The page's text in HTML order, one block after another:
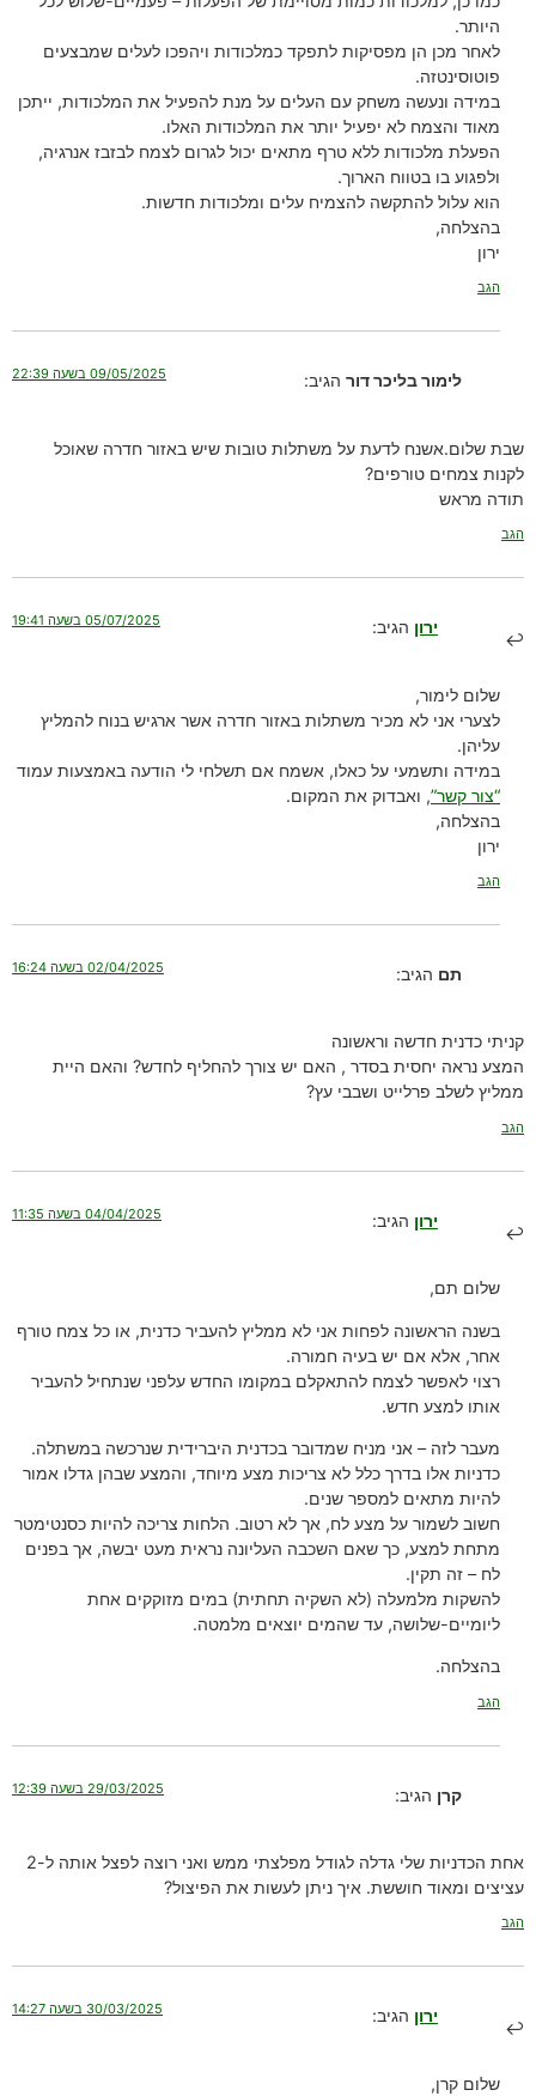
היותר.
לאחר מכן הן מפסיקות לתפקד כמלכודות ויהפכו לעלים שמבצעים
פוטוסינטזה.
במידה ונעשה משחק עם העלים על מנת להפעיל את המלכודות, ייתכן
מאוד והצמח לא יפעיל יותר את המלכודות האלו.
הפעלת מלכודות ללא טרף מתאים יכול לגרום לצמח לבזבז אנרגיה,
ולפגוע בו בטווח הארוך.
הוא עלול להתקשה להצמיח עלים ומלכודות חדשות.
בהצלחה,
ירון
הגב
לימור בליכר דור הגיב: 09/05/2025 בשעה 22:39
שבת שלום.אשנח לדעת על משתלות טובות שיש באזור חדרה שאוכל
לקנות צמחים טורפים?
תודה מראש
הגב
ירון הגיב: 05/07/2025 בשעה 19:41
שלום לימור,
לצערי אני לא מכיר משתלות באזור חדרה אשר ארגיש בנוח להמליץ
עליהן.
במידה ותשמעי על כאלו, אשמח אם תשלחי לי הודעה באמצעות עמוד
“צור קשר”, ואבדוק את המקום.
בהצלחה,
ירון
הגב
תם הגיב: 02/04/2025 בשעה 16:24
קניתי כדנית חדשה וראשונה
המצע נראה יחסית בסדר , האם יש צורך להחליף לחדש? והאם היית
ממליץ לשלב פרלייט ושבבי עץ?
הגב
ירון הגיב: 04/04/2025 בשעה 11:35
שלום תם,
בשנה הראשונה לפחות אני לא ממליץ להעביר כדנית, או כל צמח טורף
אחר, אלא אם יש בעיה חמורה.
רצוי לאפשר לצמח להתאקלם במקומו החדש עלפני שנתחיל להעביר
אותו למצע חדש.
מעבר לזה – אני מניח שמדובר בכדנית היברידית שנרכשה במשתלה.
כדניות אלו בדרך כלל לא צריכות מצע מיוחד, והמצע שבהן גדלו אמור
להיות מתאים למספר שנים.
חשוב לשמור על מצע לח, אך לא רטוב. הלחות צריכה להיות כסנטימטר
מתחת למצע, כך שאם השכבה העליונה נראית מעט יבשה, אך בפנים
לח – זה תקין.
להשקות מלמעלה (לא השקיה תחתית) במים מזוקקים אחת
ליומיים-שלושה, עד שהמים יוצאים מלמטה.
בהצלחה.
הגב
קרן הגיב: 29/03/2025 בשעה 12:39
אחת הכדניות שלי גדלה לגודל מפלצתי ממש ואני רוצה לפצל אותה ל-2
עציצים ומאוד חוששת. איך ניתן לעשות את הפיצול?
הגב
ירון הגיב: 30/03/2025 בשעה 14:27
שלום קרן,